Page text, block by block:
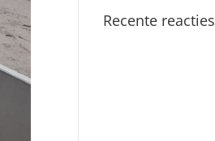
Recente reacties